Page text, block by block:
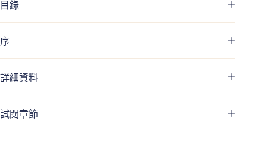
目錄
序
詳細資料
試閱章節